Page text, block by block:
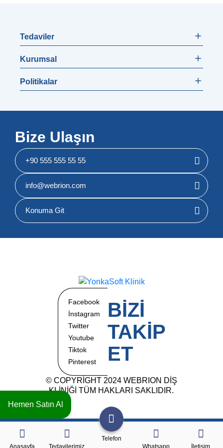
Facebook
İnstagram
Twitter
Youtube
Tiktok
Pinterest
BİZİ
TAKİP
ET
© COPYRİGHT 2024 WEBRION DİŞ
KLİNİĞİ TÜM HAKLARI SAKLIDIR.
Tedaviler
Kurumsal
Politikalar
Bize Ulaşın
+90 555 555 55 55
info@webrion.com
Konuma Git
Anasayfa Tedavilerimiz
Telefon
Whatsapp
İletişim
Hemen Satın Al